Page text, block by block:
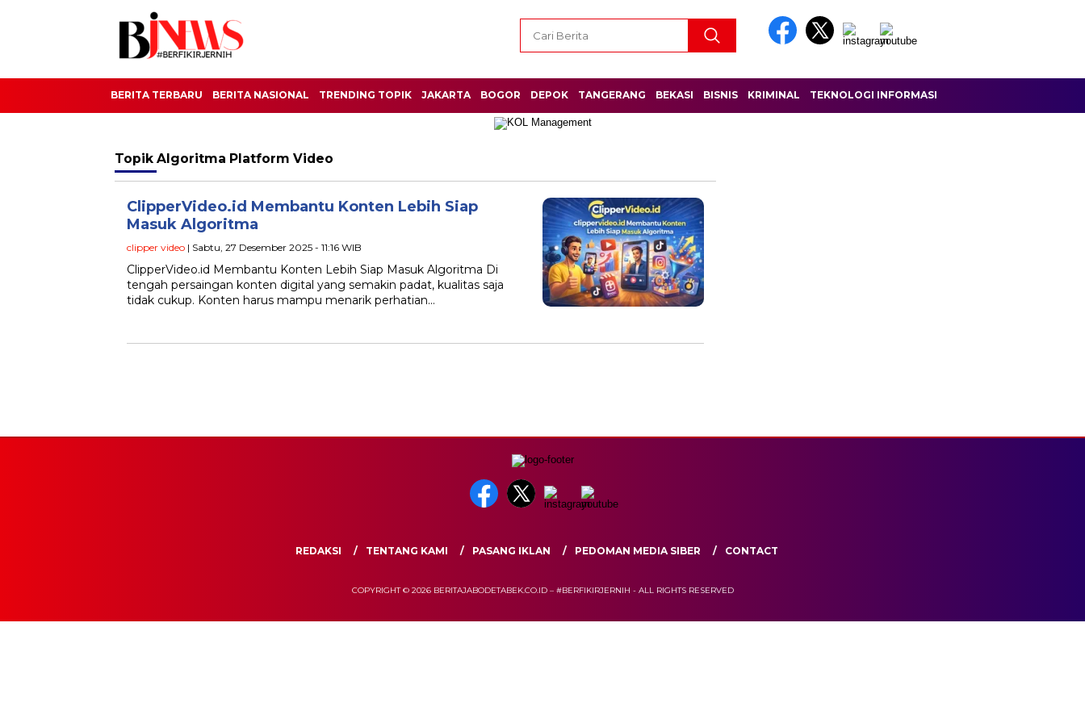
BERITA TERBARU BERITA NASIONAL TRENDING TOPIK JAKARTA BOGOR DEPOK TANGERANG BEKASI BISNIS KRIMINAL TEKNOLOGI INFORMASI
Topik Algoritma Platform Video
ClipperVideo.id Membantu Konten Lebih Siap
Masuk Algoritma
clipper video | Sabtu, 27 Desember 2025 - 11:16 WIB
ClipperVideo.id Membantu Konten Lebih Siap Masuk Algoritma Di
tengah persaingan konten digital yang semakin padat, kualitas saja
tidak cukup. Konten harus mampu menarik perhatian…
REDAKSI TENTANG KAMI PASANG IKLAN PEDOMAN MEDIA SIBER CONTACT
COPYRIGHT © 2026 BERITAJABODETABEK.CO.ID – #BERFIKIRJERNIH - ALL RIGHTS RESERVED